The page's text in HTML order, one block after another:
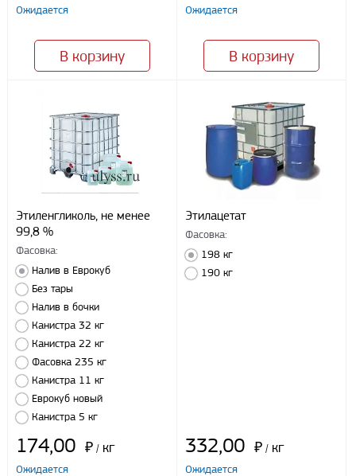
Ожидается
В корзину
Ожидается
В корзину
Этиленгликоль, не менее
99,8 %
Фасовка:
Налив в Еврокуб
Без тары
Налив в бочки
Канистра 32 кг
Канистра 22 кг
Фасовка 235 кг
Канистра 11 кг
Еврокуб новый
Канистра 5 кг
174,00 ₽ / кг
Ожидается
Этилацетат
Фасовка:
198 кг
190 кг
332,00 ₽ / кг
Ожидается